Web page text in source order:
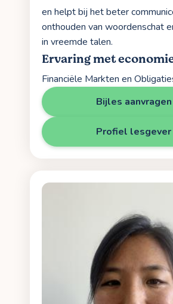
en helpt bij het beter
onthouden van woordenschat
in vreemde talen.
Ervaring met
Financiële Markten en
Bijles aanvragen
Profiel lesgever